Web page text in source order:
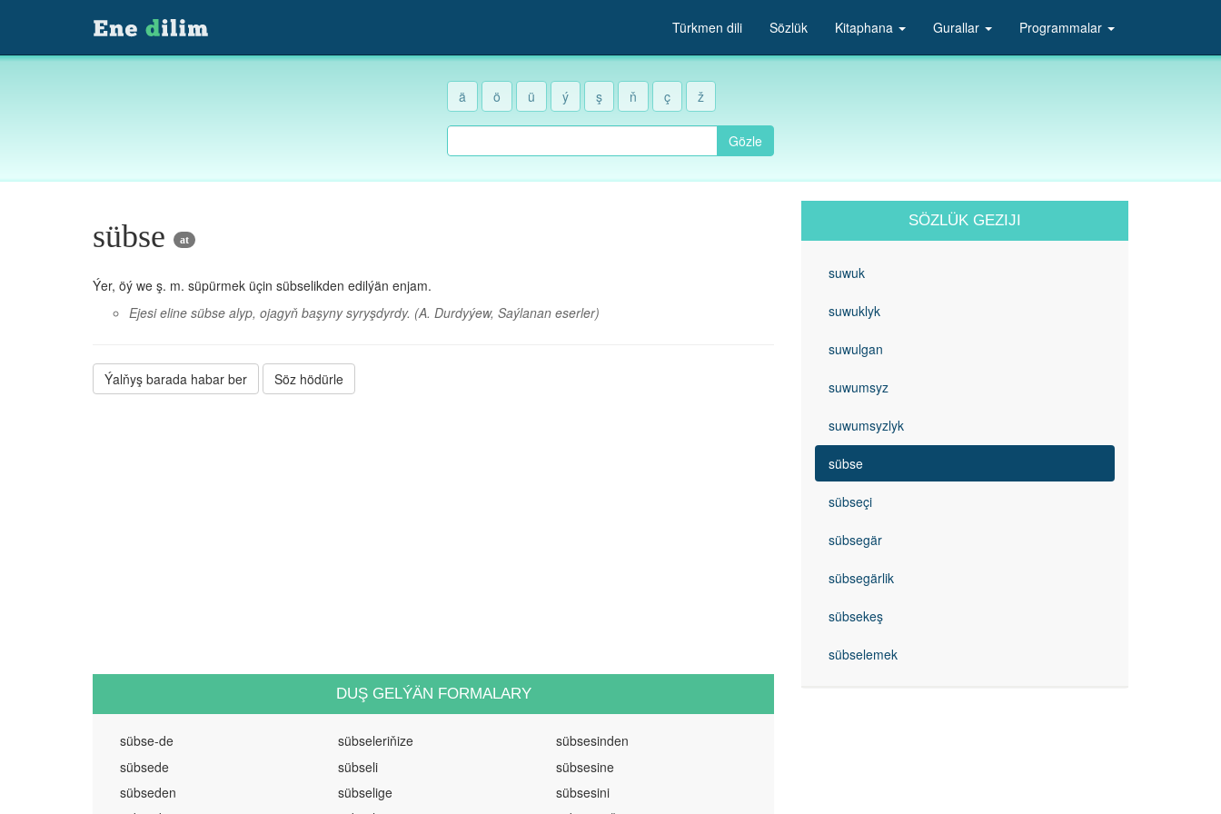
Türkmen dili Sözlük Kitaphana Gurallar Programmalar
ä ö ü ý ş ň ç ž
Gözle
sübse at
Ýer, öý we ş. m. süpürmek üçin sübselikden edilýän enjam.
Ejesi eline sübse alyp, ojagyň başyny syryşdyrdy. (A. Durdyýew, Saýlanan eserler)
Ýalňyş barada habar ber Söz hödürle
DUŞ GELÝÄN FORMALARY
sübse-de
sübsede
sübseden
sübseleriňize
sübseli
sübselige
sübsesinden
sübsesine
sübsesini
SÖZLÜK GEZIJI
suwuk
suwuklyk
suwulgan
suwumsyz
suwumsyzlyk
sübse
sübseçi
sübsegär
sübsegärlik
sübsekeş
sübselemek